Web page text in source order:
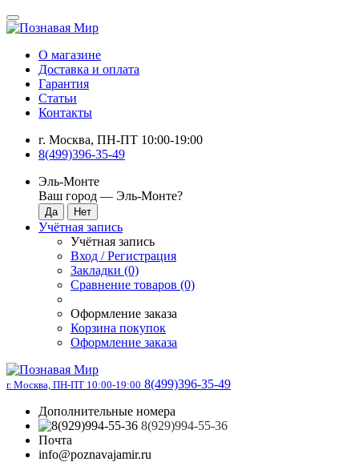
О магазине
Доставка и оплата
Гарантия
Статьи
Контакты
г. Москва, ПН-ПТ 10:00-19:00
8(499)396-35-49
Эль-Монте
Ваш город — Эль-Монте?
Учётная запись
Учётная запись
Вход / Регистрация
Закладки (0)
Сравнение товаров (0)
Оформление заказа
Корзина покупок
Оформление заказа
г. Москва, ПН-ПТ 10:00-19:00 8(499)396-35-49
Дополнительные номера
8(929)994-55-36
Почта
info@poznavajamir.ru